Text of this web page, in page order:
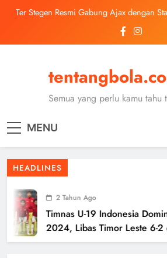
SkipTer Stegen Resmi Gabung Ajax dengan
Trabzonspor Mulai Negosiasi Mohamed
Medis Dijadwalkan 5 Agustus
2026, Siap Tatap Putaran Provinsi
Kerolin Resmi Gabung Barcelona, Transfer
Dilaporkan Pecahkan Rekor Penjualan
Pinjaman dari Barcelona
Trabzonspor Mulai Negosiasi Mohamed
Medis Dijadwalkan 5 Agustus
Malang United U-13 Juara Piala Soeratin
2026, Siap Tatap Putaran Provinsi
Semua yang perlu kamu tahu
MENU
HEADLINES
2 Tahun Ago
Timnas U-19 Indonesia
2024, Libas Timor Leste 6-2
Semifinal